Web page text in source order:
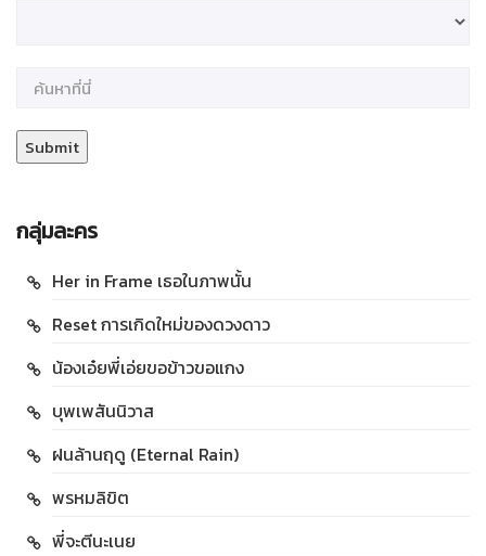
กลุ่มละคร
Her in Frame เธอในภาพนั้น
Reset การเกิดใหม่ของดวงดาว
น้องเอ๋ยพี่เอ่ยขอข้าวขอแกง
บุพเพสันนิวาส
ฝนล้านฤดู (Eternal Rain)
พรหมลิขิต
พี่จะตีนะเนย